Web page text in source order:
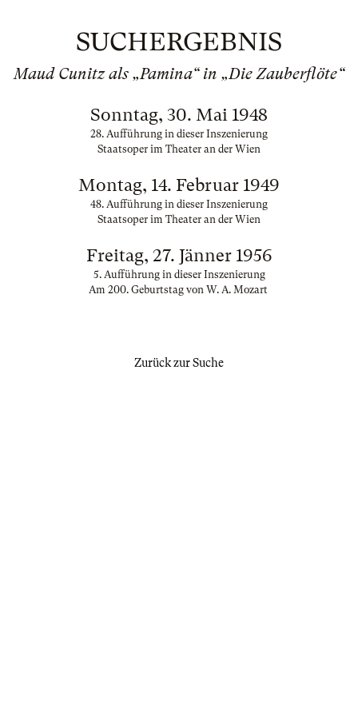
SUCHERGEBNIS
Maud Cunitz als „Pamina“ in „Die Zauberflöte“
Sonntag, 30. Mai 1948
28. Aufführung in dieser Inszenierung
Staatsoper im Theater an der Wien
Montag, 14. Februar 1949
48. Aufführung in dieser Inszenierung
Staatsoper im Theater an der Wien
Freitag, 27. Jänner 1956
5. Aufführung in dieser Inszenierung
Am 200. Geburtstag von W. A. Mozart
Zurück zur Suche